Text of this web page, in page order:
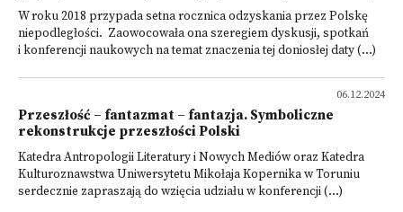
W roku 2018 przypada setna rocznica odzyskania przez Polskę
niepodległości. Zaowocowała ona szeregiem dyskusji, spotkań
i konferencji naukowych na temat znaczenia tej doniosłej daty (...)
06.12.2024
Przeszłość – fantazmat – fantazja. Symboliczne
rekonstrukcje przeszłości Polski
Katedra Antropologii Literatury i Nowych Mediów oraz Katedra
Kulturoznawstwa Uniwersytetu Mikołaja Kopernika w Toruniu
serdecznie zapraszają do wzięcia udziału w konferencji (...)